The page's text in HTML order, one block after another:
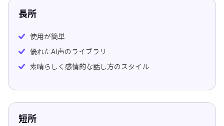
長所
使用が簡単
優れたAI声のライブラリ
素晴らしく感情的な話し方のスタイル
短所